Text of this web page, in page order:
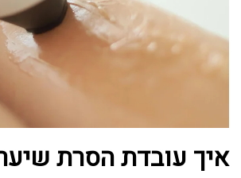
איך עובדת הסרת שיער